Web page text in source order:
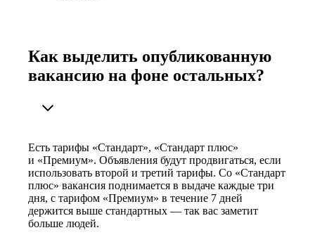
Как выделить опубликованную
вакансию на фоне остальных?
Есть тарифы «Стандарт», «Стандарт плюс»
и «Премиум». Объявления будут продвигаться, если
использовать второй и третий тарифы. Со «Стандарт
плюс» вакансия поднимается в выдаче каждые три
дня, с тарифом «Премиум» в течение 7 дней
держится выше стандартных — так вас заметит
больше людей.